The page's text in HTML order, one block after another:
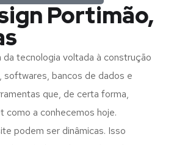
Portimão,
da tecnologia voltada à construção
softwares, bancos de dados e
que, de certa forma,
como a conhecemos hoje.
podem ser dinâmicas. Isso